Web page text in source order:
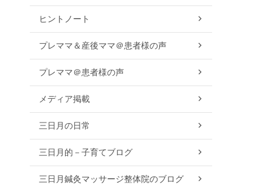
ヒントノート
プレママ＆産後ママ＠患者様の声
プレママ＠患者様の声
メディア掲載
三日月の日常
三日月的－子育てブログ
三日月鍼灸マッサージ整体院のブログ